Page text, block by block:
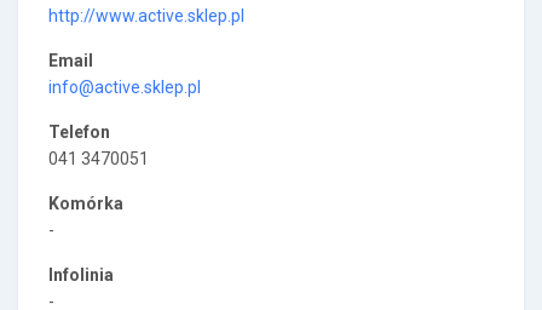
http://www.active.sklep.pl
Email
info@active.sklep.pl
Telefon
041 3470051
Komórka
-
Infolinia
-